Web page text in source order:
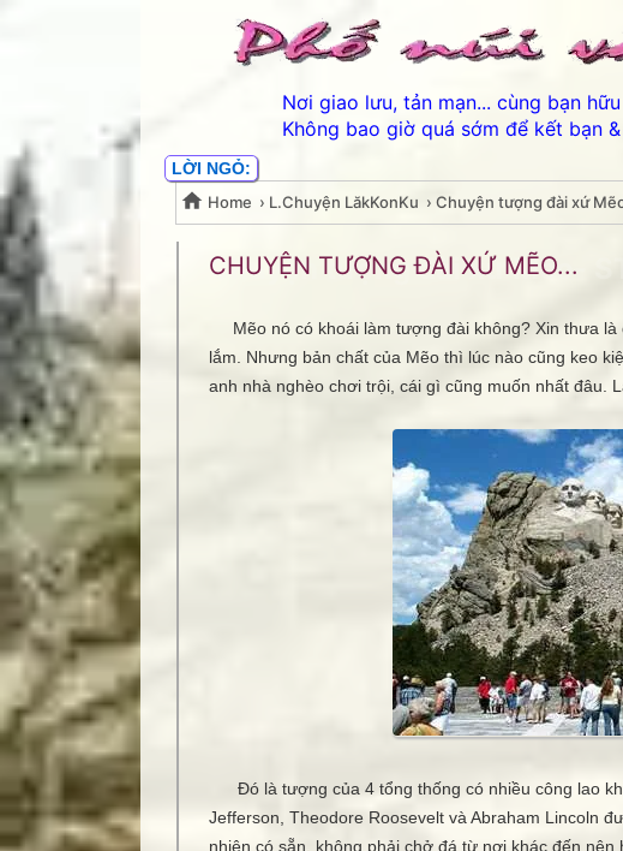
Nơi giao lưu, tản mạn... cùng bạn
Không bao giờ quá sớm để kết bạn
LỜI NGỎ:
Home › L.Chuyện LăkKonKu › Chuyện tượng đài xứ
Chuyện tượng đài xứ Mẽo- ST
CHUYỆN TƯỢNG ĐÀI XỨ MẼO...
Mẽo nó có khoái làm tượng đài không? Xin thưa là
lắm. Nhưng bản chất của Mẽo thì lúc nào cũng keo
anh nhà nghèo chơi trội, cái gì cũng muốn nhất đâu.
Đó là tượng của 4 tổng thống có nhiều công lao
Jefferson, Theodore Roosevelt và Abraham Lincoln
nhiên có sẵn, không phải chở đá từ nơi khác đến